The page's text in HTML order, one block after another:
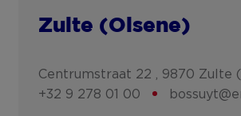
Zulte (Olsene)
Centrumstraat 22 , 9870 Zulte
+32 9 278 01 00